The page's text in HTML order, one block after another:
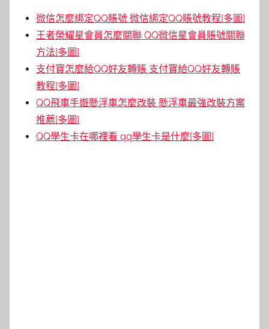
微信怎麼綁定QQ賬號 微信綁定QQ賬號教程[多圖]
王者榮耀星會員怎麼關聯 QQ微信星會員賬號關聯
方法[多圖]
支付寶怎麼給QQ好友轉賬 支付寶給QQ好友轉賬
教程[多圖]
QQ飛車手遊懸浮車怎麼改裝 懸浮車最強改裝方案
推薦[多圖]
QQ學生卡在哪裡看 qq學生卡是什麼[多圖]